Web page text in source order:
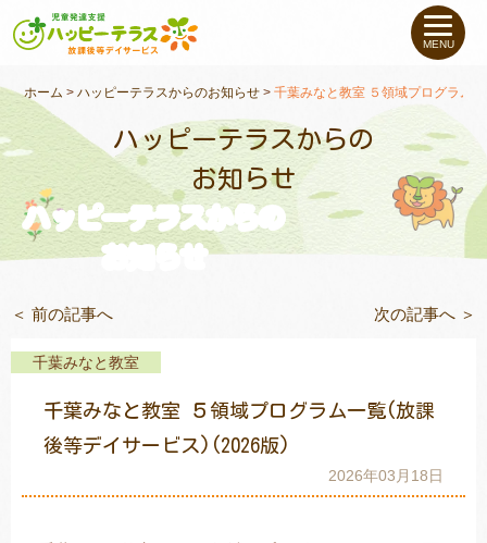
私たちについて
未就学のお子さま（０〜６才）
小学生〜高校生の お子さま
支援事例
教室一覧
MENU
ホーム >ハッピーテラスからのお知らせ >千葉みなと教室 ５領域プログラム
ハッピーテラスからの
お知らせ
ハッピーテラスからの
お知らせ
＜ 前の記事へ 次の記事へ ＞
千葉みなと教室
千葉みなと教室 ５領域プログラム一覧(放課
後等デイサービス)(2026版)
2026年03月18日